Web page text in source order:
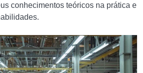
conhecimentos teóricos na prática e